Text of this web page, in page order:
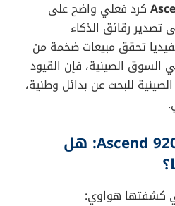
الصين تخطو خطوات غير
خصوصًا في ميدان الذكاء
إعلان شركة
هواوي
الآن، لتدخل في منافسة
إنفيديا
، التي تواجه
يمنعها من التصدير إلى